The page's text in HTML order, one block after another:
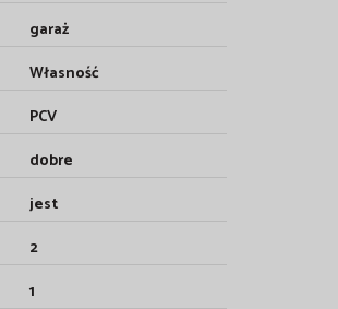
garaż
Własność
PCV
dobre
jest
2
1